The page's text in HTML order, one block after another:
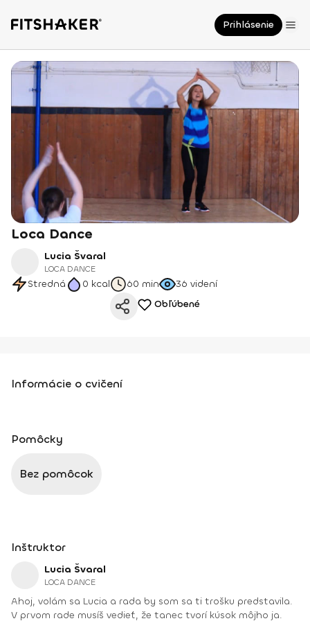
Prihlásenie
Loca Dance
Lucia Švaral
LOCA DANCE
Stredná 0 kcal 60 min 36 videní
Obľúbené
Informácie o cvičení
Pomôcky
Bez pomôcok
Inštruktor
Lucia Švaral
LOCA DANCE
Ahoj, volám sa Lucia a rada by som sa ti trošku predstavila.
V prvom rade musíš vedieť, že tanec tvorí kúsok môjho ja.